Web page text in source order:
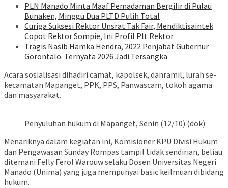
PLN Manado Minta Maaf Pemadaman Bergilir di Pulau
Bunaken, Minggu Dua PLTD Pulih Total
Curiga Suksesi Rektor Unsrat Tak Fair, Mendiktisaintek
Copot Rektor Sompie, Ini Profil Plt Rektor
Tragis Nasib Hamka Hendra, 2022 Penjabat Gubernur
Gorontalo. Ternyata 2026 Jadi Tersangka
Acara sosialisasi dihadiri camat, kapolsek, danramil, lurah se-
kecamatan Mapanget, PPK, PPS, Panwascam, tokoh agama
dan masyarakat.
Penyuluhan hukum di Mapanget, Senin (12/10).(dok)
Menariknya dalam kegiatan ini, Komisioner KPU Divisi Hukum
dan Pengawasan Sunday Rompas tampil tidak sendirian, beliau
ditemani Felly Ferol Warouw selaku Dosen Universitas Negeri
Manado (Unima) yang juga mempunyai basic keilmuan dibidang
hukum.